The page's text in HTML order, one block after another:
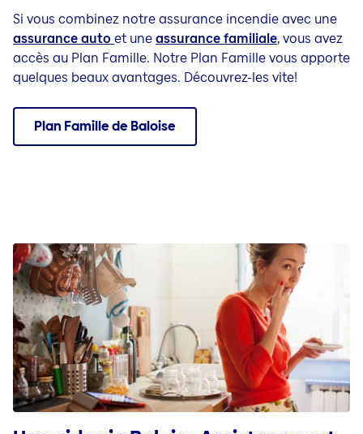
Si vous combinez notre assurance incendie avec une
assurance auto et uneassurance familiale, vous avez
accès au Plan Famille. Notre Plan Famille vous apporte
quelques beaux avantages. Découvrez-les vite!
Plan Famille de Baloise